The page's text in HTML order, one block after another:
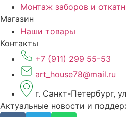
Монтаж заборов и
Магазин
Наши товары
Контакты
+7 (911) 299 55-53
art_house78@mail.ru
г. Санкт-Петербург,
Актуальные новости и